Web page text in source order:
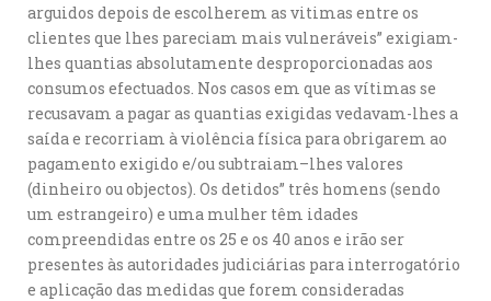
arguidos depois de escolherem as vitimas entre os
clientes que lhes pareciam mais vulneráveis” exigiam-
lhes quantias absolutamente desproporcionadas aos
consumos efectuados. Nos casos em que as vítimas se
recusavam a pagar as quantias exigidas vedavam-lhes a
saída e recorriam à violência física para obrigarem ao
pagamento exigido e/ou subtraiam–lhes valores
(dinheiro ou objectos). Os detidos” três homens (sendo
um estrangeiro) e uma mulher têm idades
compreendidas entre os 25 e os 40 anos e irão ser
presentes às autoridades judiciárias para interrogatório
e aplicação das medidas que forem consideradas